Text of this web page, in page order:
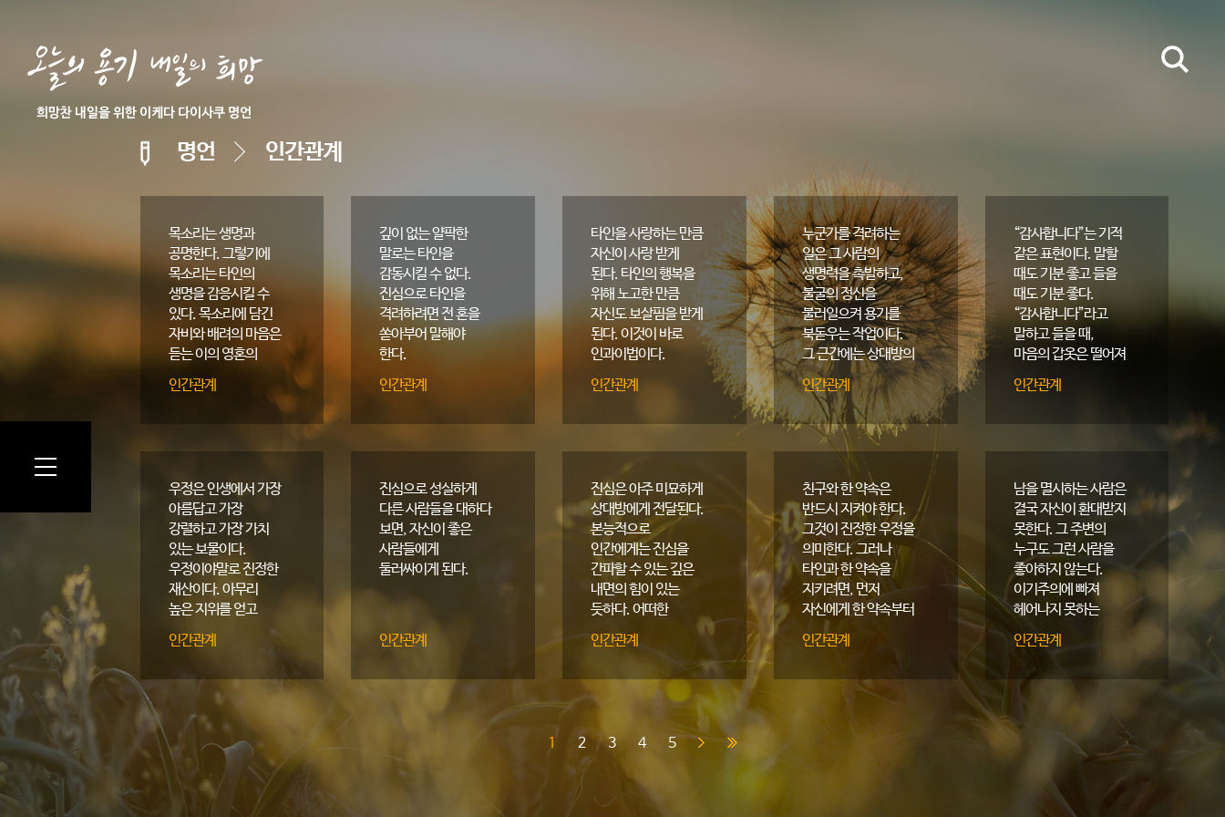
명언 인간관계
목소리는 생명과
공명한다. 그렇기에
목소리는 타인의
생명을 감응시킬 수
있다. 목소리에 담긴
자비와 배려의 마음은
듣는 이의 영혼의
길을 지나 가슴을
울리고 고동치게
행동을 유발한다.
인간관계
깊이 없는 얄팍한
말로는 타인을
감동시킬 수 없다.
진심으로 타인을
격려하려면 전 혼을
쏟아부어 말해야
한다.
인간관계
타인을 사랑하는 만큼
자신이 사랑 받게
된다. 타인의 행복을
위해 노고한 만큼
자신도 보살핌을 받게
된다. 이것이 바로
인과이법이다.
인간관계
누군가를 격려하는
일은 그 사람의
생명력을 촉발하고,
불굴의 정신을
불러일으켜 용기를
북돋우는 작업이다.
그 근간에는 상대방의
행복을 바라는 진심이
있어야 한다.
인간관계
“감사합니다”는 기적
같은 표현이다. 말할
때도 기분 좋고 들을
때도 기분 좋다.
“감사합니다”라고
말하고 들을 때,
마음의 갑옷은 떨어져
나가고 깊은 대화가
오고 간다.
인간관계
우정은 인생에서 가장
아름답고 가장
강렬하고 가장 가치
있는 보물이다.
우정이야말로 진정한
재산이다. 아무리
높은 지위를 얻고
아무리 많은 부를
쌓아도, 친구가 없는
인생은 결국 균형을
잃고 자기 중심적이
되고 만다.
인간관계
진심으로 성실하게
다른 사람들을 대하다
보면, 자신이 좋은
사람들에게
둘러싸이게 된다.
인간관계
진심은 아주 미묘하게
상대방에게 전달된다.
본능적으로
인간에게는 진심을
간파할 수 있는 깊은
내면의 힘이 있는
듯하다. 어떠한
경우에서든 진심을
간파할 수 있는
섬뜩하기까지 하다.
인간관계
친구와 한 약속은
반드시 지켜야 한다.
그것이 진정한 우정을
의미한다. 그러나
타인과 한 약속을
지키려면, 먼저
자신에게 한 약속부터
지킬 줄 알아야 한다.
인간관계
남을 멸시하는 사람은
결국 자신이 환대받지
못한다. 그 주변의
누구도 그런 사람을
좋아하지 않는다.
이기주의에 빠져
헤어나지 못하는
사람은 결국 자신이
고통받게 된다. 반면
타인을 존중하는
사람은 자신도 존중
나아가 사회 전반으로
존중의 문화를
인간관계
1 2 3 4 5